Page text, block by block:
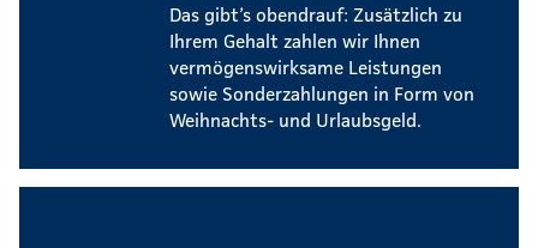
Das gibt’s obendrauf: Zusätzlich zu
Ihrem Gehalt zahlen wir Ihnen
vermögenswirksame Leistungen
sowie Sonderzahlungen in Form von
Weihnachts- und Urlaubsgeld.